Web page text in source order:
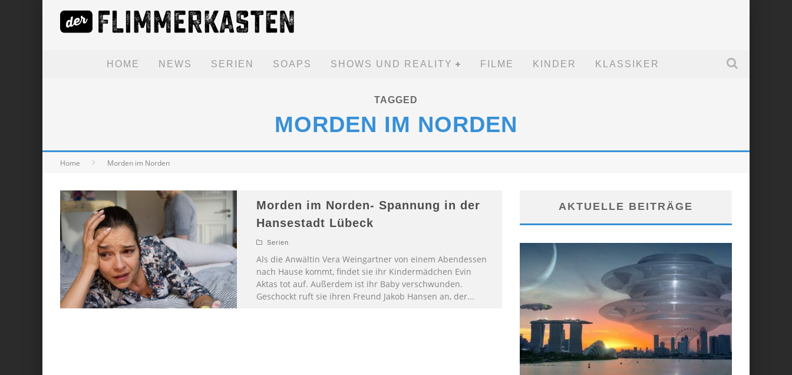
HOME NEWS SERIEN SOAPS SHOWS UND REALITY FILME KINDER KLASSIKER
TAGGED
MORDEN IM NORDEN
Home Morden im Norden
Morden im Norden- Spannung in der
Hansestadt Lübeck
Serien
Als die Anwältin Vera Weingartner von einem Abendessen
nach Hause kommt, findet sie ihr Kindermädchen Evin
Aktas tot auf. Außerdem ist ihr Baby verschwunden.
Geschockt ruft sie ihren Freund Jakob Hansen an, der...
AKTUELLE BEITRÄGE